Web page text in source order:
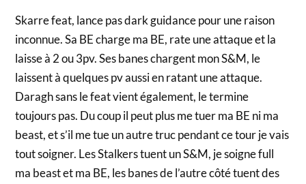
Skarre feat, lance pas dark guidance pour une raison
inconnue. Sa BE charge ma BE, rate une attaque et la
laisse à 2 ou 3pv. Ses banes chargent mon S&M, le
laissent à quelques pv aussi en ratant une attaque.
Daragh sans le feat vient également, le termine
toujours pas. Du coup il peut plus me tuer ma BE ni ma
beast, et s’il me tue un autre truc pendant ce tour je vais
tout soigner. Les Stalkers tuent un S&M, je soigne full
ma beast et ma BE, les banes de l’autre côté tuent des